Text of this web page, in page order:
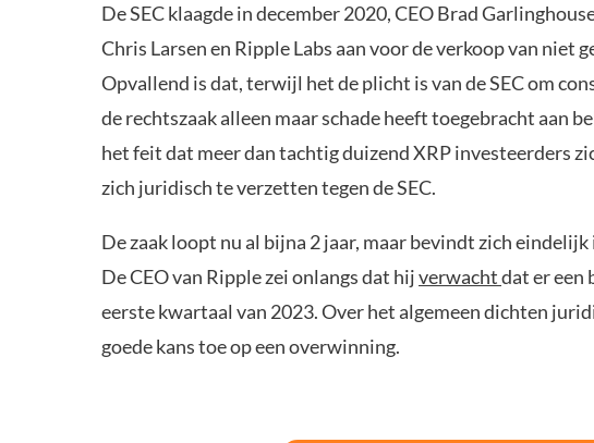
De SEC klaagde in december 2020, CEO Brad
Chris Larsen en Ripple Labs aan voor de verkoop van niet
Opvallend is dat, terwijl het de plicht is van de SEC om
de rechtszaak alleen maar schade heeft toegebracht aan
het feit dat meer dan tachtig duizend XRP investeerders
zich juridisch te verzetten tegen de SEC.
De zaak loopt nu al bijna 2 jaar, maar bevindt zich eindelijk
De CEO van Ripple zei onlangs dat hijverwachtdat er een
eerste kwartaal van 2023. Over het algemeen dichten
goede kans toe op een overwinning.